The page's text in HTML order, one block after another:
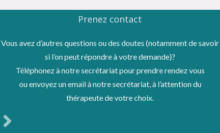
Prenez contact
Vous avez d’autres questions ou des doutes (notamment de savoir
si l’on peut répondre à votre demande)?
Téléphonez à notre secrétariat pour prendre rendez vous
ou envoyez un email à notre secrétariat, à l’attention du
thérapeute de votre choix.